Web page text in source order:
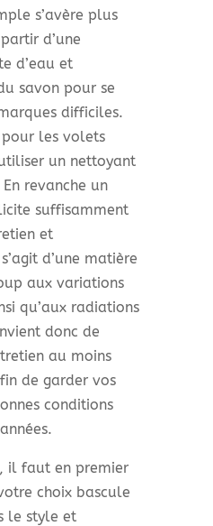
s’avère plus
d’une
d’eau et
savon pour se
difficiles.
les volets
un nettoyant
revanche un
suffisamment
et
d’une matière
aux variations
qu’aux radiations
donc de
au moins
de garder vos
conditions
il faut en premier
choix bascule
le style et